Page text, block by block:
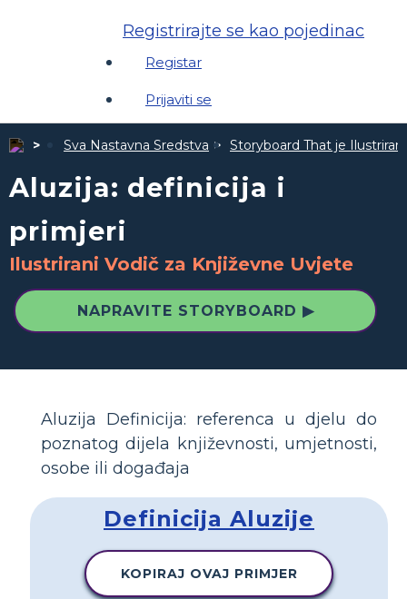
Registrirajte se kao pojedinac
Registar
Prijaviti se
Sva Nastavna Sredstva Storyboard That je
Aluzija: definicija i
primjeri
Ilustrirani Vodič za Književne Uvjete
NAPRAVITE STORYBOARD ▶
Aluzija Definicija: referenca u djelu do
poznatog dijela književnosti, umjetnosti,
osobe ili događaja
Definicija Aluzije
KOPIRAJ OVAJ PRIMJER